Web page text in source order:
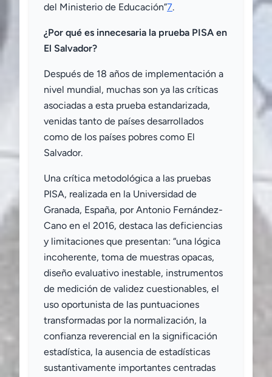
del Ministerio de Educación”7.
¿Por qué es innecesaria la prueba PISA en
El Salvador?
Después de 18 años de implementación a
nivel mundial, muchas son ya las críticas
asociadas a esta prueba estandarizada,
venidas tanto de países desarrollados
como de los países pobres como El
Salvador.
Una crítica metodológica a las pruebas
PISA, realizada en la Universidad de
Granada, España, por Antonio Fernández-
Cano en el 2016, destaca las deficiencias
y limitaciones que presentan: “una lógica
incoherente, toma de muestras opacas,
diseño evaluativo inestable, instrumentos
de medición de validez cuestionables, el
uso oportunista de las puntuaciones
transformadas por la normalización, la
confianza reverencial en la significación
estadística, la ausencia de estadísticas
sustantivamente importantes centradas